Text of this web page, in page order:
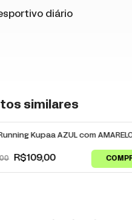
diário
similares
OFF
Kupaa AZUL com
R$109,00